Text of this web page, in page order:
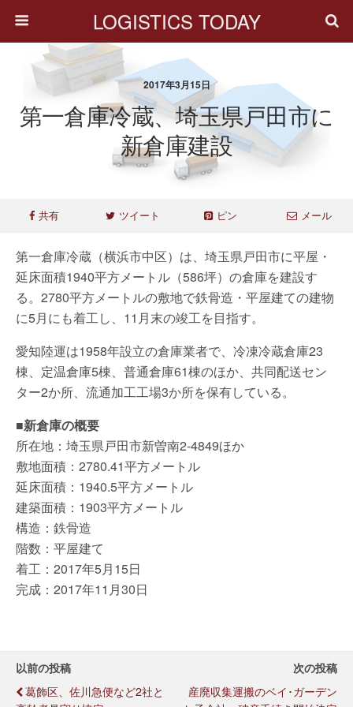
LOGISTICS TODAY
2017年3月15日
第一倉庫冷蔵、埼玉県戸田市に
新倉庫建設
共有 ツイート ピン メール
第一倉庫冷蔵（横浜市中区）は、埼玉県戸田市に平屋・
延床面積1940平方メートル（586坪）の倉庫を建設す
る。2780平方メートルの敷地で鉄骨造・平屋建ての建物
に5月にも着工し、11月末の竣工を目指す。
愛知陸運は1958年設立の倉庫業者で、冷凍冷蔵倉庫23
棟、定温倉庫5棟、普通倉庫61棟のほか、共同配送セン
ター2か所、流通加工工場3か所を保有している。
■新倉庫の概要
所在地：埼玉県戸田市新曽南2-4849ほか
敷地面積：2780.41平方メートル
延床面積：1940.5平方メートル
建築面積：1903平方メートル
構造：鉄骨造
階数：平屋建て
着工：2017年5月15日
完成：2017年11月30日
以前の投稿
葛飾区、佐川急便など2社と
次の投稿
産廃収集運搬のベイ･ガーデン